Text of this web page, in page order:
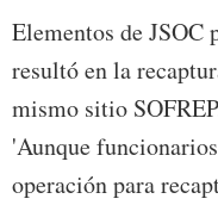
Elementos de
resultó en la
mismo sitio
'Aunque
operación para